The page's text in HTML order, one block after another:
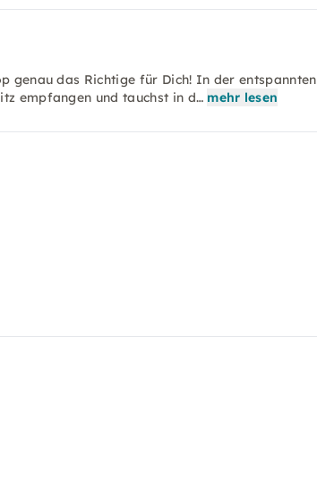
genau das Richtige für Dich! In der entspannten
empfangen und tauchst in d… mehr lesen